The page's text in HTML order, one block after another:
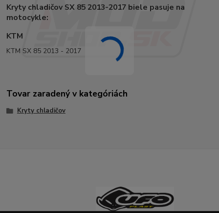
Kryty chladičov SX 85 2013-2017 biele pasuje na
motocykle:
KTM
KTM SX 85 2013 - 2017
Tovar zaradený v kategóriách
Kryty chladičov